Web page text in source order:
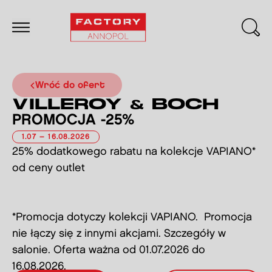
Wróć do ofert
VILLEROY & BOCH
PROMOCJA -25%
1.07 – 16.08.2026
25% dodatkowego rabatu na kolekcje VAPIANO*
od ceny outlet
*Promocja dotyczy kolekcji VAPIANO. Promocja
nie łączy się z innymi akcjami. Szczegóły w
salonie. Oferta ważna od 01.07.2026 do
16.08.2026.